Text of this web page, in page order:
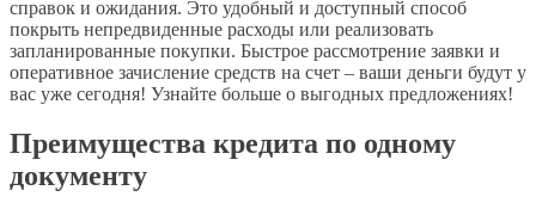
справок и ожидания. Это удобный и доступный способ
покрыть непредвиденные расходы или реализовать
запланированные покупки. Быстрое рассмотрение заявки и
оперативное зачисление средств на счет – ваши деньги будут у
вас уже сегодня! Узнайте больше о выгодных предложениях!
Преимущества кредита по одному
документу